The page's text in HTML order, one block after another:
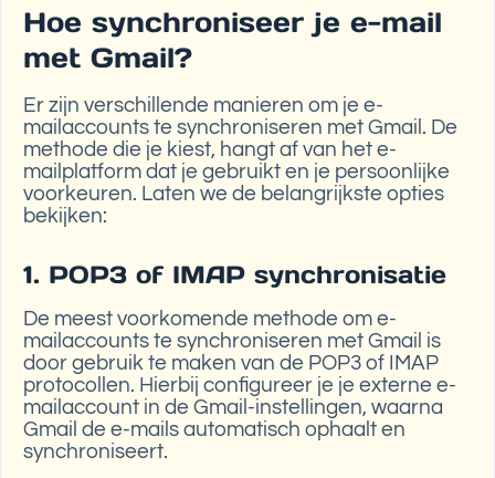
Hoe synchroniseer je e-mail
met Gmail?
Er zijn verschillende manieren om je e-
mailaccounts te synchroniseren met Gmail. De
methode die je kiest, hangt af van het e-
mailplatform dat je gebruikt en je persoonlijke
voorkeuren. Laten we de belangrijkste opties
bekijken:
1. POP3 of IMAP synchronisatie
De meest voorkomende methode om e-
mailaccounts te synchroniseren met Gmail is
door gebruik te maken van de POP3 of IMAP
protocollen. Hierbij configureer je je externe e-
mailaccount in de Gmail-instellingen, waarna
Gmail de e-mails automatisch ophaalt en
synchroniseert.